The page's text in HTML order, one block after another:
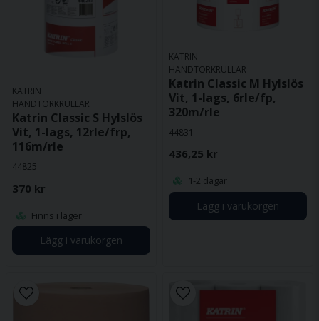
KATRIN
HANDTORKRULLAR
Katrin Classic S Hylslös
Vit, 1-lags, 12rle/frp,
116m/rle
44825
370 kr
Finns i lager
Lägg i varukorgen
KATRIN
HANDTORKRULLAR
Katrin Classic M Hylslös
Vit, 1-lags, 6rle/fp,
320m/rle
44831
436,25 kr
1-2 dagar
Lägg i varukorgen